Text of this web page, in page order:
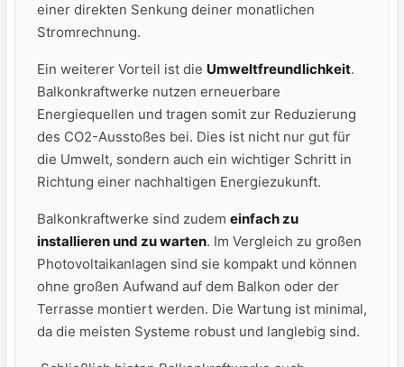
einer ‍direkten Senkung deiner monatlichen
Stromrechnung.
Ein weiterer Vorteil ist die Umweltfreundlichkeit.
Balkonkraftwerke nutzen erneuerbare
Energiequellen und tragen somit zur Reduzierung
des ⁤CO2-Ausstoßes bei. Dies ist nicht nur gut für
die Umwelt, sondern​ auch ein wichtiger Schritt in
Richtung ⁢einer⁣ nachhaltigen Energiezukunft.
Balkonkraftwerke sind zudem einfach zu
installieren und zu warten. Im Vergleich zu großen
Photovoltaikanlagen sind sie kompakt und ⁤können
ohne großen ​Aufwand auf dem Balkon oder der
Terrasse montiert werden. Die Wartung ist minimal,
da die meisten Systeme robust und langlebig‌ sind.